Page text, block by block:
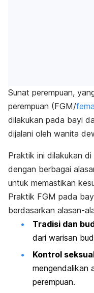
Sunat perempuan,
perempuan (FGM/
dilakukan pada bayi
dijalani oleh wanita
Praktik ini dilakukan
dengan berbagai
untuk memastikan
Praktik FGM pada
berdasarkan alasan-
Tradisi dan
dari warisan
Kontrol
mengendalikan
perempuan.